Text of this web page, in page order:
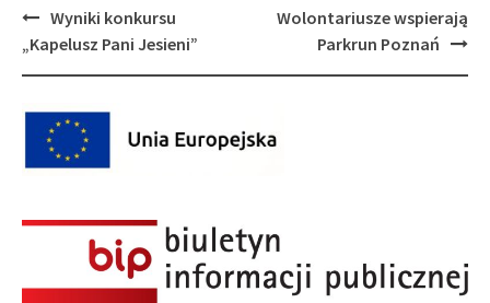
Post
navigation
Wyniki konkursu
„Kapelusz Pani Jesieni”
Wolontariusze wspierają
Parkrun Poznań